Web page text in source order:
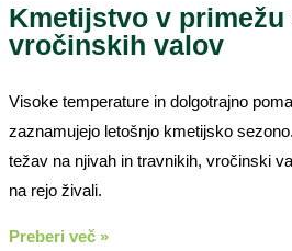
Kmetijstvo v primežu
vročinskih valov
Visoke temperature in dolgotrajno
zaznamujejo letošnjo kmetijsko
težav na njivah in travnikih, vročinski
na rejo živali.
Preberi več »